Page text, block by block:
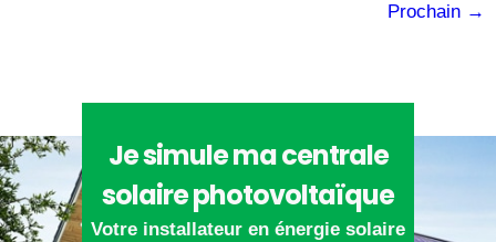
Prochain →
Je simule ma centrale
solaire photovoltaïque
Votre installateur en énergie solaire